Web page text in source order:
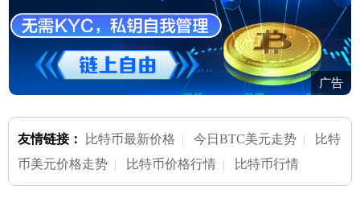
广告
友情链接： 比特币最新价格 |今日BTC美元走势 | 比特
币美元价格走势 | 比特币价格行情 | 比特币行情